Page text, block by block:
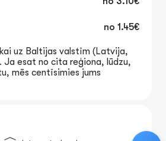
no 1.45€
uz Baltijas valstīm (Latvija,
Ja esat no cita reģiona, lūdzu,
mēs centīsimies jums